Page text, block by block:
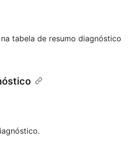
tabela de resumo diagnóstico